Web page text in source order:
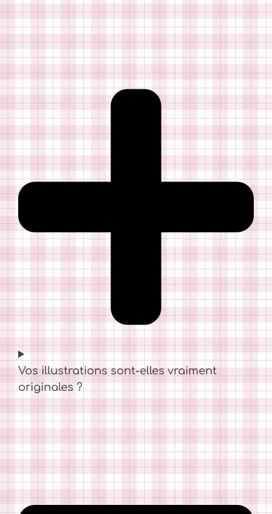
Vos illustrations sont-elles vraiment
originales ?